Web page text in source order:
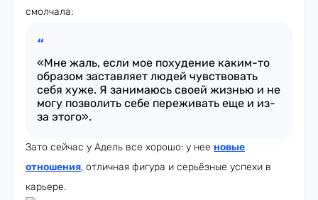
смолчала:
«Мне жаль, если мое похудение каким-то
образом заставляет людей чувствовать
себя хуже. Я занимаюсь своей жизнью и не
могу позволить себе переживать еще и из-
за этого».
Зато сейчас у Адель все хорошо: у нее новые
отношения, отличная фигура и серьёзные успехи в
карьере.